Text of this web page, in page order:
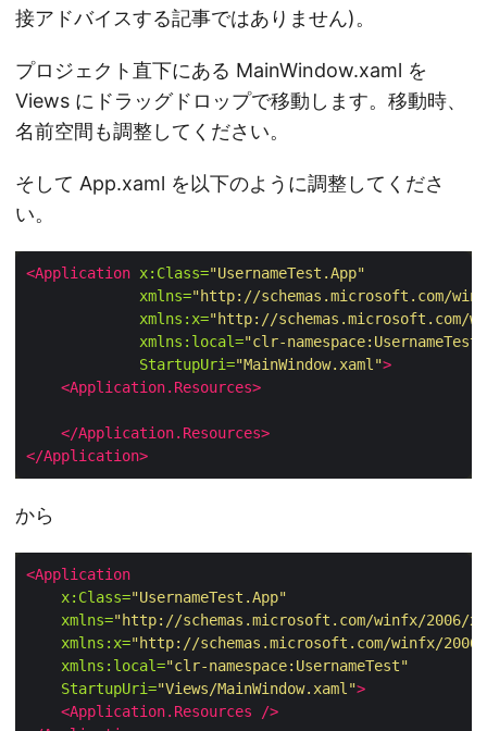
接アドバイスする記事ではありません)。
プロジェクト直下にある MainWindow.xaml を
Views にドラッグドロップで移動します。移動時、
名前空間も調整してください。
そして App.xaml を以下のように調整してくださ
い。
<Application x:Class="UsernameTest.App"
xmlns="http://schemas.microsoft.com/
xmlns:x="http://schemas.microsoft.com/
xmlns:local="clr-namespace:UsernameTest"
StartupUri="MainWindow.xaml">
<Application.Resources>
</Application.Resources>
</Application>
から
<Application
x:Class="UsernameTest.App"
xmlns="http://schemas.microsoft.com/winfx/2006/
xmlns:x="http://schemas.microsoft.com/winfx/
xmlns:local="clr-namespace:UsernameTest"
StartupUri="Views/MainWindow.xaml">
<Application.Resources
/>